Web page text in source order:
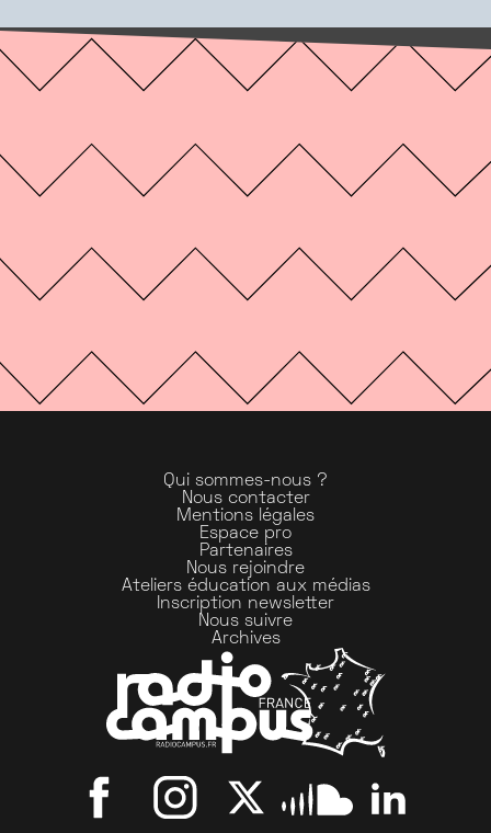
Qui sommes-nous ?
Nous contacter
Mentions légales
Espace pro
Partenaires
Nous rejoindre
Ateliers éducation aux médias
Inscription newsletter
Nous suivre
Archives